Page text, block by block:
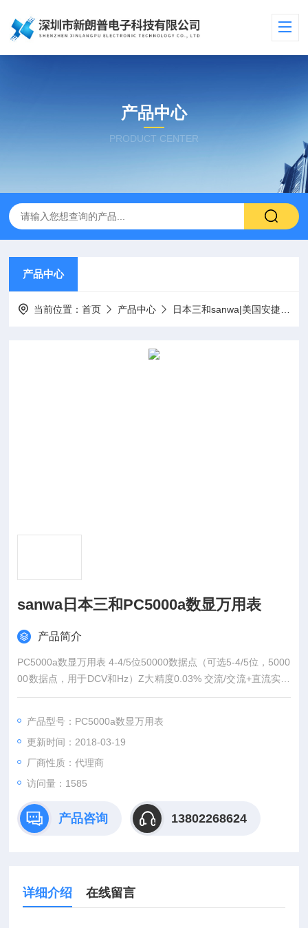
产品中心
PRODUCT CENTER
产品中心
当前位置：首页 产品中心 日本三和sanwa|美国安捷伦agilent仪器
sanwa日本三和PC5000a数显万用表
产品简介
PC5000a数显万用表 4-4/5位50000数据点（可选5-4/5位，5000
00数据点，用于DCV和Hz）Z大精度0.03% 交流/交流+直流实效
值 快速条形图 电容测量（5000数据点） 4-20mA测量 线路频率
（峰值锁定） Z大，Z小，Z大-Z小记录模式 数据锁定，量程锁
定 相对值 自动关机（17分钟，可取消）
产品型号：PC5000a数显万用表
更新时间：2018-03-19
厂商性质：代理商
访问量：1585
产品咨询 13802268624
详细介绍 在线留言